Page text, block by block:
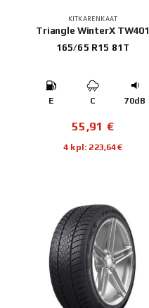
KITKARENKAAT
Triangle WinterX TW401
165/65 R15 81T
E C 70dB
55,91 €
4 kpl: 223,64€